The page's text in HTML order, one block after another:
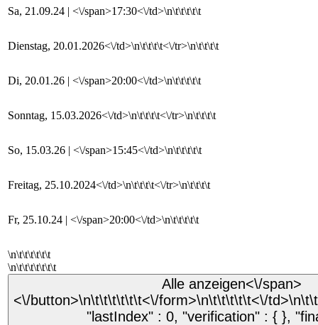
Sa, 21.09.24 | <\/span>17:30<\/td>\n\t\t\t\t\t
Dienstag, 20.01.2026<\/td>\n\t\t\t\t<\/tr>\n\t\t\t\t
Di, 20.01.26 | <\/span>20:00<\/td>\n\t\t\t\t\t
Sonntag, 15.03.2026<\/td>\n\t\t\t\t<\/tr>\n\t\t\t\t
So, 15.03.26 | <\/span>15:45<\/td>\n\t\t\t\t\t
Freitag, 25.10.2024<\/td>\n\t\t\t\t<\/tr>\n\t\t\t\t
Fr, 25.10.24 | <\/span>20:00<\/td>\n\t\t\t\t\t
\n\t\t\t\t\t\t
\n\t\t\t\t\t\t\t
Alle anzeigen<\/span>
<\/button>\n\t\t\t\t\t\t<\/form>\n\t\t\t\t\t<\/
"lastIndex"